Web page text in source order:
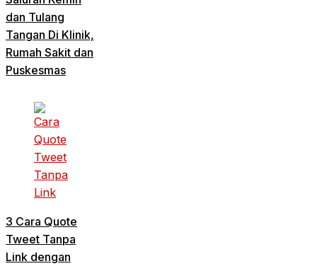
dan Tulang
Tangan Di Klinik,
Rumah Sakit dan
Puskesmas
3 Cara Quote
Tweet Tanpa
Link dengan